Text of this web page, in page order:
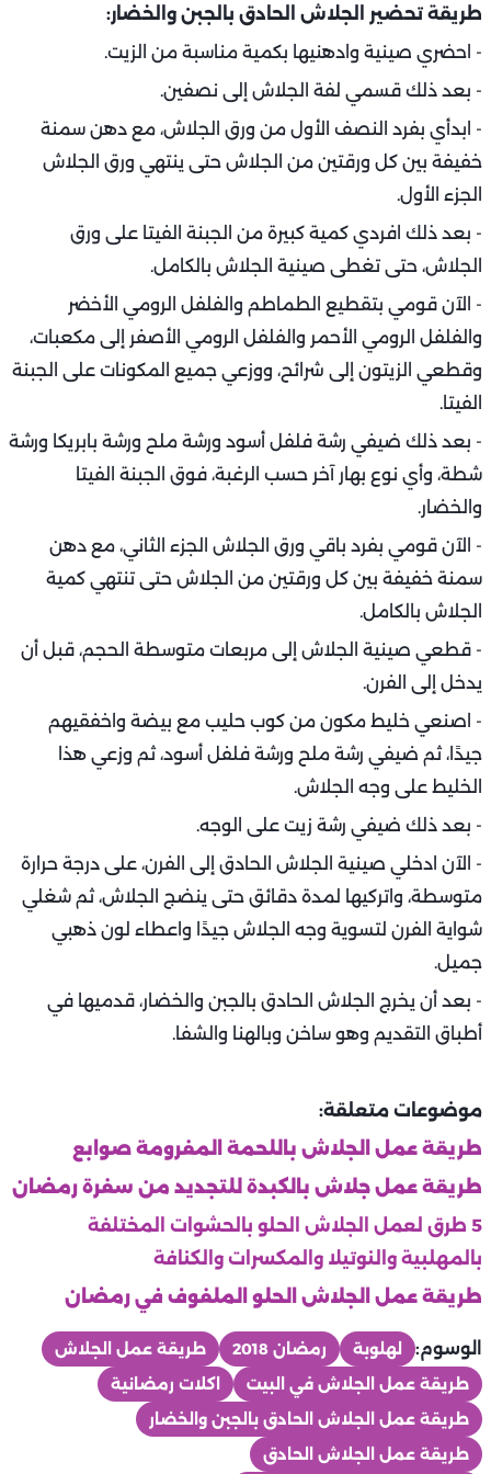
طريقة تحضير الجلاش الحادق بالجبن والخضار:
- احضري صينية وادهنيها بكمية مناسبة من الزيت.
- بعد ذلك قسمي لفة الجلاش إلى نصفين.
- ابدأي بفرد النصف الأول من ورق الجلاش، مع دهن سمنة
خفيفة بين كل ورقتين من الجلاش حتى ينتهي ورق الجلاش
الجزء الأول.
- بعد ذلك افردي كمية كبيرة من الجبنة الفيتا على ورق
الجلاش، حتى تغطى صينية الجلاش بالكامل.
- الآن قومي بتقطيع الطماطم والفلفل الرومي الأخضر
والفلفل الرومي الأحمر والفلفل الرومي الأصفر إلى مكعبات،
وقطعي الزيتون إلى شرائح، ووزعي جميع المكونات على الجبنة
الفيتا.
- بعد ذلك ضيفي رشة فلفل أسود ورشة ملح ورشة بابريكا ورشة
شطة، وأي نوع بهار آخر حسب الرغبة، فوق الجبنة الفيتا
والخضار.
- الآن قومي بفرد باقي ورق الجلاش الجزء الثاني، مع دهن
سمنة خفيفة بين كل ورقتين من الجلاش حتى تنتهي كمية
الجلاش بالكامل.
- قطعي صينية الجلاش إلى مربعات متوسطة الحجم، قبل أن
يدخل إلى الفرن.
- اصنعي خليط مكون من كوب حليب مع بيضة واخفقيهم
جيدًا، ثم ضيفي رشة ملح ورشة فلفل أسود، ثم وزعي هذا
الخليط على وجه الجلاش.
- بعد ذلك ضيفي رشة زيت على الوجه.
- الآن ادخلي صينية الجلاش الحادق إلى الفرن، على درجة حرارة
متوسطة، واتركيها لمدة دقائق حتى ينضج الجلاش، ثم شغلي
شواية الفرن لتسوية وجه الجلاش جيدًا واعطاء لون ذهبي
جميل.
- بعد أن يخرج الجلاش الحادق بالجبن والخضار، قدميها في
أطباق التقديم وهو ساخن وبالهنا والشفا.
موضوعات متعلقة:
طريقة عمل الجلاش باللحمة المفرومة صوابع
طريقة عمل جلاش بالكبدة للتجديد من سفرة رمضان
5 طرق لعمل الجلاش الحلو بالحشوات المختلفة
بالمهلبية والنوتيلا والمكسرات والكنافة
طريقة عمل الجلاش الحلو الملفوف في رمضان ‏
الوسوم: لهلوبة رمضان 2018
طريقة عمل الجلاش
طريقة عمل الجلاش في البيت
اكلات رمضانية
طريقة عمل الجلاش الحادق بالجبن والخضار
طريقة عمل الجلاش الحادق